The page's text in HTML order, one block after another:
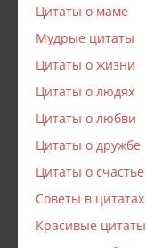
Цитаты о маме
Мудрые цитаты
Цитаты о жизни
Цитаты о людях
Цитаты о любви
Цитаты о дружбе
Цитаты о счастье
Советы в цитатах
Красивые цитаты